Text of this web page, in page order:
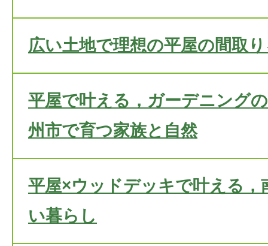
広い土地で理想の平屋の間取
平屋で叶える，ガーデニング
州市で育つ家族と自然
平屋×ウッドデッキで叶える，
い暮らし